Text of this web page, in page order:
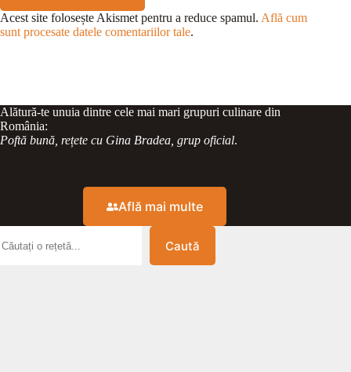
Acest site folosește Akismet pentru a reduce spamul. Află cum
sunt procesate datele comentariilor tale.
Alătură-te unuia dintre cele mai mari grupuri culinare din
România:
Poftă bună, rețete cu Gina Bradea, grup oficial.
Află mai multe
Caută